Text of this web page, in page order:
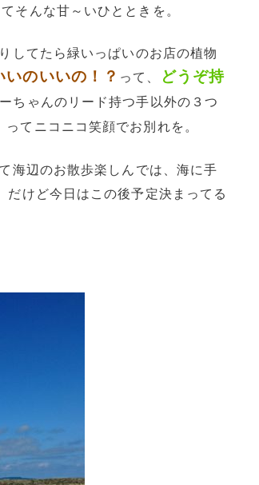
てそんな甘～いひとときを。
してたら緑いっぱいのお店の植物
いのいいの！？ って、
どうぞ持
ちゃんのリード持つ手以外の３つ
ってニコニコ笑顔でお別れを。
海辺のお散歩楽しんでは、海に手
だけど今日はこの後予定決まってる